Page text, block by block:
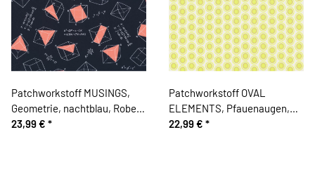
Patchworkstoff MUSINGS,
Geometrie, nachtblau, Robert
Kaufman
23,99 € *
Patchworkstoff OVAL
ELEMENTS, Pfauenaugen,
wollweiß-helles limette, Art
22,99 € *